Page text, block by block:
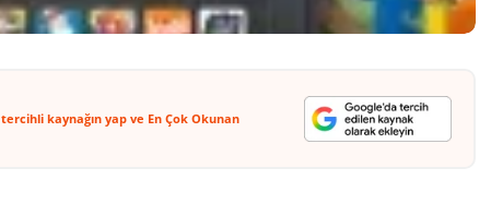
kaynağın yap ve En Çok Okunan